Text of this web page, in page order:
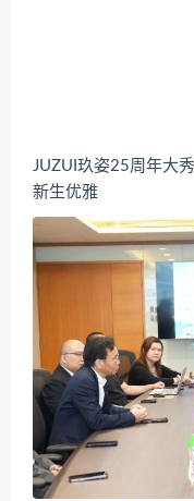
JUZUI玖姿25周年大
新生优雅